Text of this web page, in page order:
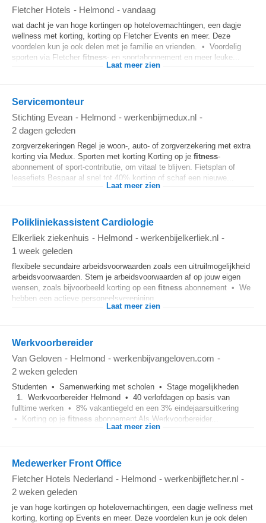
Fletcher Hotels - Helmond - vandaag
wat dacht je van hoge kortingen op hotelovernachtingen, een dagje
wellness met korting, korting op Fletcher Events en meer. Deze
voordelen kun je ook delen met je familie en vrienden. • Voordelig
sporten via Fletcher fitness- en sportabonnement en meer leuke...
Laat meer zien
Servicemonteur
Stichting Evean - Helmond - werkenbijmedux.nl -
2 dagen geleden
zorgverzekeringen Regel je woon-, auto- of zorgverzekering met extra
korting via Medux. Sporten met korting Korting op je fitness-
abonnement of sport-contributie, om vitaal te blijven. Fietsplan of
leasefiets Bespaar al snel tot 40% korting of schaf een nieuwe...
Laat meer zien
Polikliniekassistent Cardiologie
Elkerliek ziekenhuis - Helmond - werkenbijelkerliek.nl -
1 week geleden
flexibele secundaire arbeidsvoorwaarden zoals een uitruilmogelijkheid
arbeidsvoorwaarden. Stem je arbeidsvoorwaarden af op jouw eigen
wensen, zoals bijvoorbeeld korting op een fitness abonnement • We
hebben een actieve personeelsvereniging...
Laat meer zien
Werkvoorbereider
Van Geloven - Helmond - werkenbijvangeloven.com -
2 weken geleden
Studenten • Samenwerking met scholen • Stage mogelijkheden
1. Werkvoorbereider Helmond • 40 verlofdagen op basis van
fulltime werken • 8% vakantiegeld en een 3% eindejaarsuitkering
• Korting op je fitness abonnement Als Werkvoorbereider...
Laat meer zien
Medewerker Front Office
Fletcher Hotels Nederland - Helmond - werkenbijfletcher.nl -
2 weken geleden
je van hoge kortingen op hotelovernachtingen, een dagje wellness met
korting, korting op Events en meer. Deze voordelen kun je ook delen